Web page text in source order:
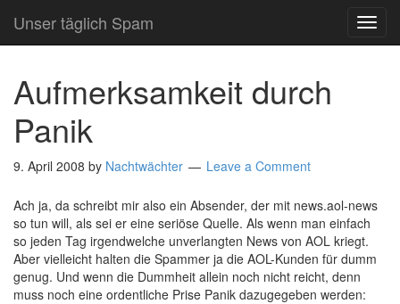
Unser täglich Spam
Aufmerksamkeit durch
Panik
9. April 2008 by Nachtwächter Leave a Comment
Ach ja, da schreibt mir also ein Absender, der mit news.aol-news
so tun will, als sei er eine seriöse Quelle. Als wenn man einfach
so jeden Tag irgendwelche unverlangten News von AOL kriegt.
Aber vielleicht halten die Spammer ja die AOL-Kunden für dumm
genug. Und wenn die Dummheit allein noch nicht reicht, denn
muss noch eine ordentliche Prise Panik dazugegeben werden: